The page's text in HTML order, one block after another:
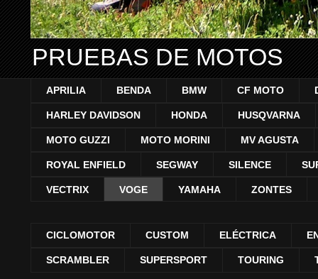
PRUEBAS DE MOTOS
APRILIA BENDA BMW CF MOTO
HARLEY DAVIDSON HONDA HUSQVARNA
MOTO GUZZI MOTO MORINI MV AGUSTA
ROYAL ENFIELD SEGWAY SILENCE
VECTRIX VOGE YAMAHA ZONTES
CICLOMOTOR CUSTOM ELÉCTRICA
SCRAMBLER SUPERSPORT TOURING